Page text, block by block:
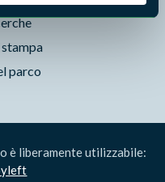
parco
è liberamente utilizzabile: